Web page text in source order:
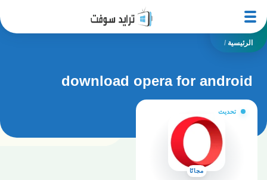
الرئيسية /
download opera for android
تحديث
مجانًا